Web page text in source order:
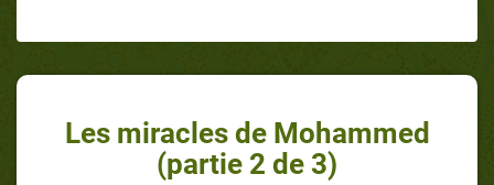
Les miracles de Mohammed
(partie 2 de 3)